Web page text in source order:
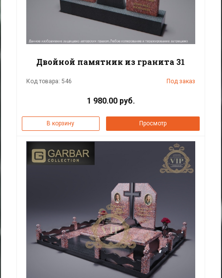
Двойной памятник из гранита 31
Код товара: 546 Под заказ
1 980.00 руб.
В корзину Просмотр